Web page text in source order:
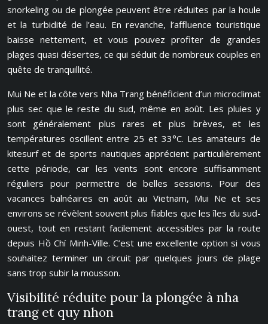
snorkeling ou de plongée peuvent être réduites par la houle
et la turbidité de l’eau. En revanche, l’affluence touristique
baisse nettement, et vous pouvez profiter de grandes
plages quasi désertes, ce qui séduit de nombreux couples en
quête de tranquillité.
Mui Ne et la côte vers Nha Trang bénéficient d’un microclimat
plus sec que le reste du sud, même en août. Les pluies y
sont généralement plus rares et plus brèves, et les
températures oscillent entre 25 et 33°C. Les amateurs de
kitesurf et de sports nautiques apprécient particulièrement
cette période, car les vents sont encore suffisamment
réguliers pour permettre de belles sessions. Pour des
vacances balnéaires en août au Vietnam, Mui Ne et ses
environs se révèlent souvent plus fiables que les îles du sud-
ouest, tout en restant facilement accessibles par la route
depuis Hồ Chí Minh-Ville. C’est une excellente option si vous
souhaitez terminer un circuit par quelques jours de plage
sans trop subir la mousson.
Visibilité réduite pour la plongée à nha
trang et quy nhon